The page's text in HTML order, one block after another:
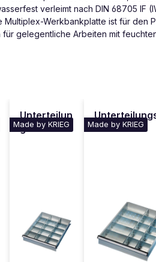
verleimt nach DIN 68705 IF
Multiplex-Werkbankplatte ist für den
gelegentliche Arbeiten mit
Made by KRIEG
Unterteilun
gs-Set 3
Made by KRIEG
Set 4